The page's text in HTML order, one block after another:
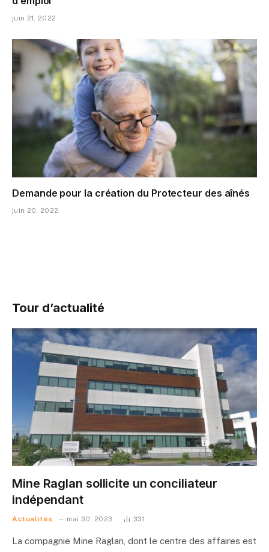
juin 21, 2022
Demande pour la création du Protecteur des aînés
juin 20, 2022
Tour d’actualité
Mine Raglan sollicite un conciliateur
indépendant
Actualités mai 30, 2023 331
La compagnie Mine Raglan, dont le centre des affaires est